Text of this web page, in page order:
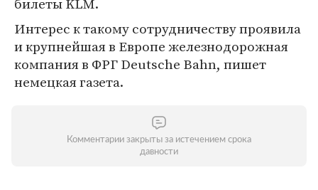
Интерес к такому сотрудничеству проявила
и крупнейшая в Европе железнодорожная
компания в ФРГ Deutsche Bahn, пишет
немецкая газета.
Комментарии закрыты за истечением срока
давности